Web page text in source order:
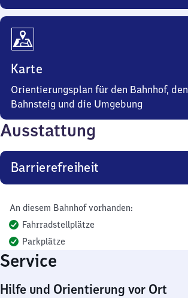
Karte
Orientierungsplan für den Bahnhof, den
Bahnsteig und die Umgebung
Ausstattung
Barrierefreiheit
An diesem Bahnhof vorhanden:
Fahrradstellplätze
Parkplätze
Service
Hilfe und Orientierung vor Ort